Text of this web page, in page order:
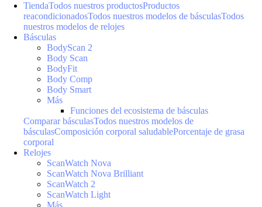
TiendaTodos nuestros productosProductos
reacondicionadosTodos nuestros modelos de básculasTodos
nuestros modelos de relojes
Básculas
BodyScan 2
Body Scan
BodyFit
Body Comp
Body Smart
Más
Funciones del ecosistema de básculas
Comparar básculasTodos nuestros modelos de
básculasComposición corporal saludablePorcentaje de grasa
corporal
Relojes
ScanWatch Nova
ScanWatch Nova Brilliant
ScanWatch 2
ScanWatch Light
Más